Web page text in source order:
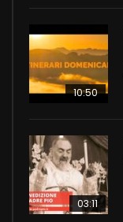
10:50
03:11